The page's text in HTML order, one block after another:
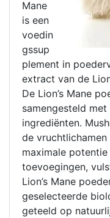
Mane
is een
voedin
gssup
plement in
extract van de
De Lion’s Mane
samengesteld
ingrediënten.
de
maximale
toevoegingen,
Lion’s Mane
geselecteerde
geteeld op